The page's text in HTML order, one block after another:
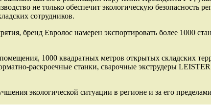
не только обеспечит экологическую безопасность
сотрудников.
бренд Евролос намерен экспортировать более 1000
1000 квадратных метров открытых складских
раскроечные станки, сварочные экструдеры
экологической ситуации в регионе и за его